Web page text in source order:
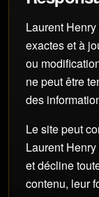
Laurent
exactes et à
ou
ne peut être
des
Le site peut
Laurent
et décline
contenu, leur